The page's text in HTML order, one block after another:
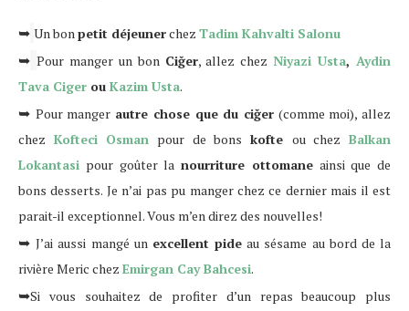
➥ Un bon petit déjeunerchez Tadim Kahvalti Salonu
➥ Pour manger un bon Ciğer, allez chez Niyazi Usta, Aydin
Tava Ciger ou Kazim Usta.
➥ Pour manger autre chose que du ciğer(comme moi), allez
chez Kofteci Osman pour de bonskofte ou chezBalkan
Lokantasi pour goûter la nourriture ottomaneainsi que de
bons desserts. Je n’ai pas pu manger chez ce dernier mais il est
parait-il exceptionnel. Vous m’en direz des nouvelles!
➥J’ai aussi mangé un excellent pide au sésame au bord de la
rivière Meric chez Emirgan Cay Bahcesi.
➥Si vous souhaitez de profiter d’un repas beaucoup plus